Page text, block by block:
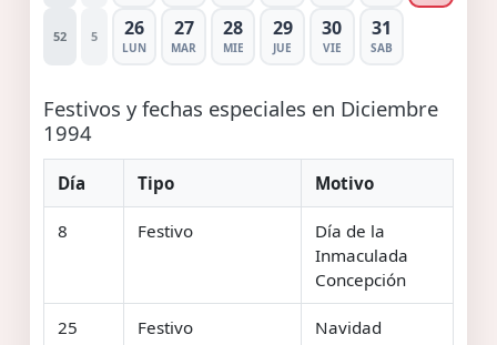
52 5 26
LUN
27
MAR
28
MIE
29
JUE
30
VIE
31
SAB
Festivos y fechas especiales en Diciembre
1994
Día Tipo Motivo
8 Festivo
Día de la
Inmaculada
Concepción
25 Festivo Navidad